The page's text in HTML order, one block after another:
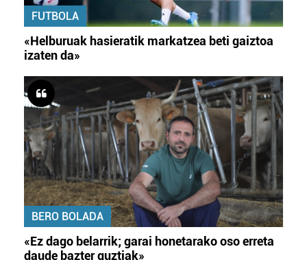
FUTBOLA
«Helburuak hasieratik markatzea beti gaiztoa
izaten da»
BERO BOLADA
«Ez dago belarrik; garai honetarako oso erreta
daude bazter guztiak»